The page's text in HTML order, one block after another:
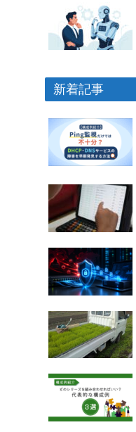
新着記事